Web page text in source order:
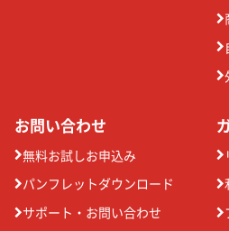
お問い合わせ
無料お試しお申込み
パンフレットダウンロード
サポート・お問い合わせ